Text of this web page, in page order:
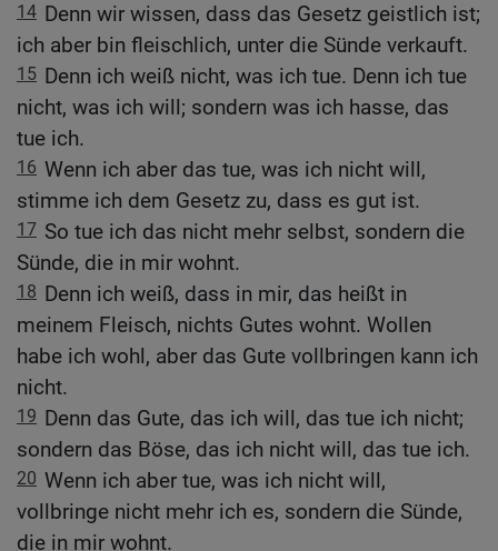
14 Denn wir wissen, dass das Gesetz geistlich ist;
ich aber bin fleischlich, unter die Sünde verkauft.
15 Denn ich weiß nicht, was ich tue. Denn ich tue
nicht, was ich will; sondern was ich hasse, das
tue ich.
16 Wenn ich aber das tue, was ich nicht will,
stimme ich dem Gesetz zu, dass es gut ist.
17 So tue ich das nicht mehr selbst, sondern die
Sünde, die in mir wohnt.
18 Denn ich weiß, dass in mir, das heißt in
meinem Fleisch, nichts Gutes wohnt. Wollen
habe ich wohl, aber das Gute vollbringen kann ich
nicht.
19 Denn das Gute, das ich will, das tue ich nicht;
sondern das Böse, das ich nicht will, das tue ich.
20 Wenn ich aber tue, was ich nicht will,
vollbringe nicht mehr ich es, sondern die Sünde,
die in mir wohnt.